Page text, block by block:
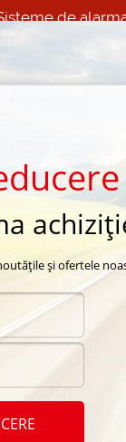
de
- 19:00
și ofertele